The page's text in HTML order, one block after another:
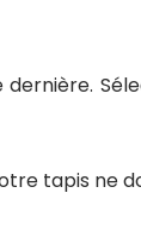
tapis ne